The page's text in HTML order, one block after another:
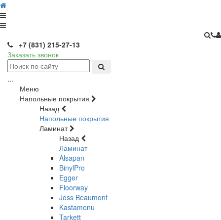
+7 (831) 215-27-13
Заказать звонок
...
Меню
Напольные покрытия
Назад
Напольные покрытия
Ламинат
Назад
Ламинат
Alsapan
BinylPro
Egger
Floorway
Joss Beaumont
Kastamonu
Tarkett